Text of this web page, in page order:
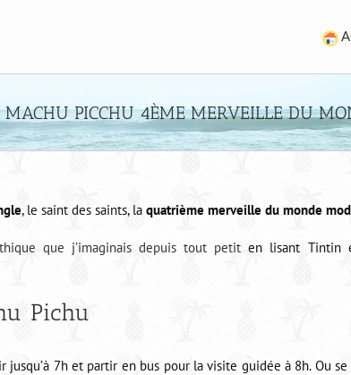
PICCHU 4ÈME MERVEILLE DU
, le saint des saints, la quatrième merveille du monde
que j’imaginais depuis tout petit en lisant Tintin
Pichu
jusqu’à 7h et partir en bus pour la visite guidée à 8h. Ou